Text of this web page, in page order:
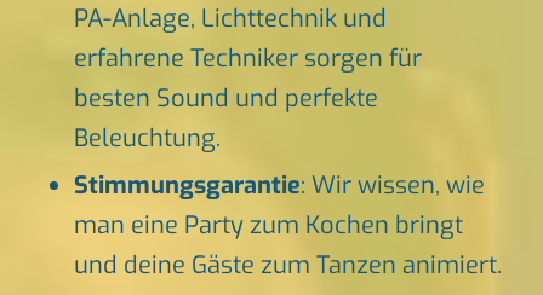
PA-Anlage, Lichttechnik und
erfahrene Techniker sorgen für
besten Sound und perfekte
Beleuchtung.
Stimmungsgarantie: Wir wissen, wie
man eine Party zum Kochen bringt
und deine Gäste zum Tanzen animiert.